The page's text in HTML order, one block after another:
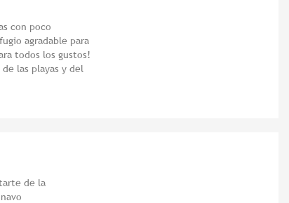
con poco
agradable para
todos los gustos!
las playas y del
de la